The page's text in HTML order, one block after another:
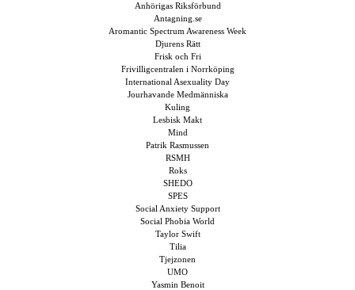
Anhörigas Riksförbund
Antagning.se
Aromantic Spectrum Awareness Week
Djurens Rätt
Frisk och Fri
Frivilligcentralen i Norrköping
International Asexuality Day
Jourhavande Medmänniska
Kuling
Lesbisk Makt
Mind
Patrik Rasmussen
RSMH
Roks
SHEDO
SPES
Social Anxiety Support
Social Phobia World
Taylor Swift
Tilia
Tjejzonen
UMO
Yasmin Benoit